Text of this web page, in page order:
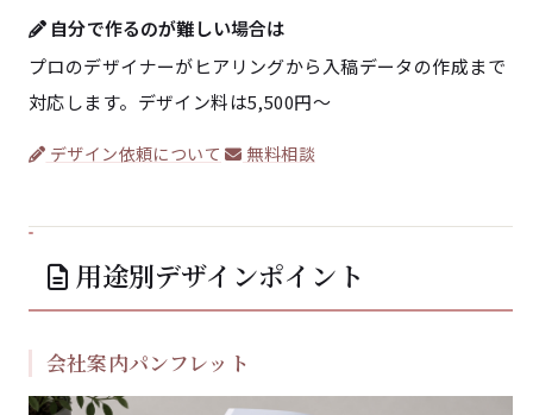
自分で作るのが難しい場合は
プロのデザイナーがヒアリングから入稿データの作成まで
対応します。デザイン料は5,500円〜
デザイン依頼について 無料相談
用途別デザインポイント
会社案内パンフレット